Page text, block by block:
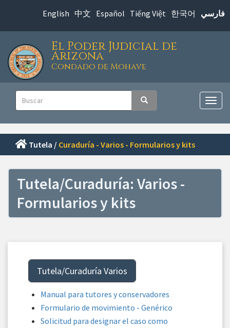
contenido
principal
English 中文 Español Tiếng Việt 한국어 فارسي
El Poder Judicial de
Arizona
Condado de Mohave
Buscar Buscar
Navegación
principal
Tutela / Curaduría - Varios - Formularios y kits
Tutela/Curaduría: Varios -
Formularios y kits
Tutela/Curaduría Varios
Manual para tutores y conservadores
Formulario de movimiento - Genérico
Solicitud para designar el caso como